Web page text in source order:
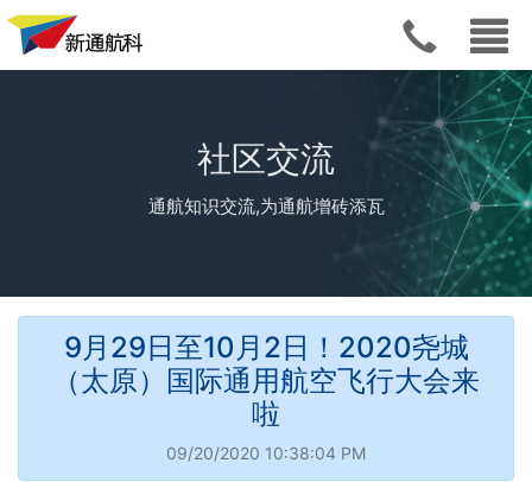
社区交流
通航知识交流,为通航增砖添瓦
9月29日至10月2日！2020尧城
（太原）国际通用航空飞行大会来
啦
09/20/2020 10:38:04 PM